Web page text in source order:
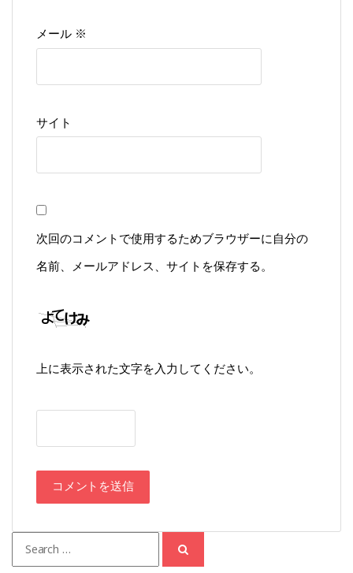
メール ※
サイト
次回のコメントで使用するためブラウザーに自分の
名前、メールアドレス、サイトを保存する。
上に表示された文字を入力してください。
for: